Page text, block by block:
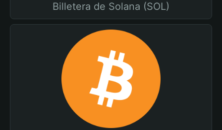
Billetera de Solana (SOL)